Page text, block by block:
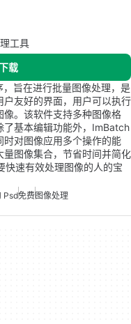
工具
载
旨在进行批量图像处理，是
友好的界面，用户可以执行
。该软件支持多种图像格
了基本编辑功能外，ImBatch
对图像应用多个操作的能
图像集合，节省时间并简化
快速有效处理图像的人的宝
Psd免费图像处理